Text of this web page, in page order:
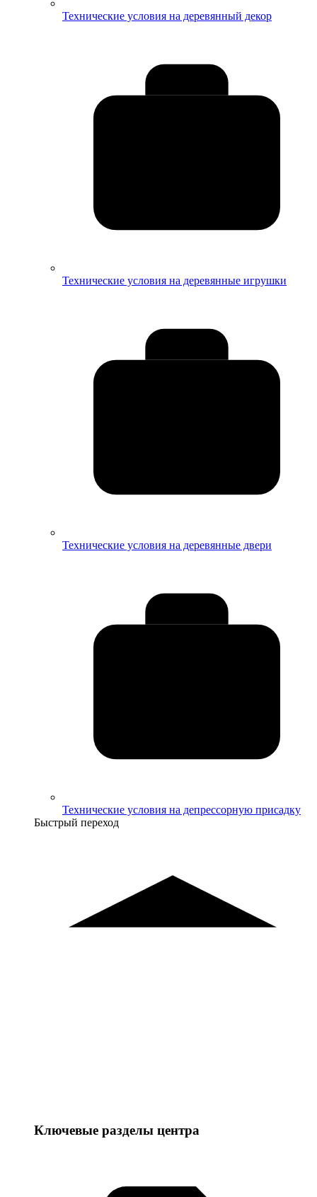
Технические условия на деревянный декор
Технические условия на деревянные игрушки
Технические условия на деревянные двери
Технические условия на депрессорную присадку
Быстрый переход
Ключевые разделы центра